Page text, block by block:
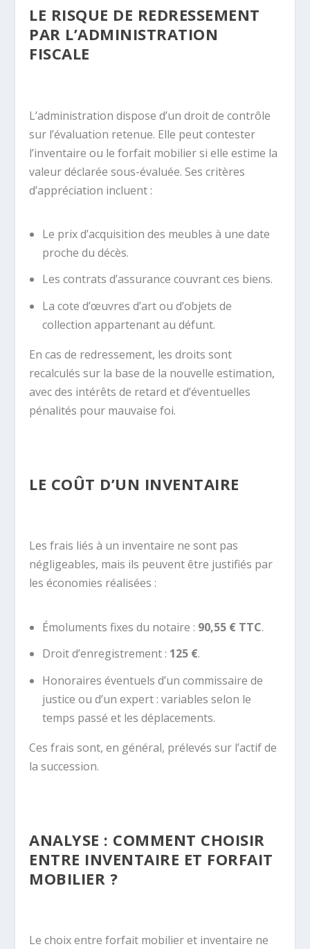
LE RISQUE DE REDRESSEMENT
PAR L’ADMINISTRATION
FISCALE
L’administration dispose d’un droit de contrôle
sur l’évaluation retenue. Elle peut contester
l’inventaire ou le forfait mobilier si elle estime la
valeur déclarée sous-évaluée. Ses critères
d’appréciation incluent :
Le prix d’acquisition des meubles à une date
proche du décès.
Les contrats d’assurance couvrant ces biens.
La cote d’œuvres d’art ou d’objets de
collection appartenant au défunt.
En cas de redressement, les droits sont
recalculés sur la base de la nouvelle estimation,
avec des intérêts de retard et d’éventuelles
pénalités pour mauvaise foi.
LE COÛT D’UN INVENTAIRE
Les frais liés à un inventaire ne sont pas
négligeables, mais ils peuvent être justifiés par
les économies réalisées :
Émoluments fixes du notaire : 90,55 € TTC.
Droit d’enregistrement : 125 €.
Honoraires éventuels d’un commissaire de
justice ou d’un expert : variables selon le
temps passé et les déplacements.
Ces frais sont, en général, prélevés sur l’actif de
la succession.
ANALYSE : COMMENT CHOISIR
ENTRE INVENTAIRE ET FORFAIT
MOBILIER ?
Le choix entre forfait mobilier et inventaire ne